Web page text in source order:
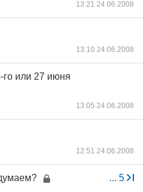
13:21 24.06.2008
13:10 24.06.2008
го или 27 июня
13:05 24.06.2008
12:51 24.06.2008
... 5